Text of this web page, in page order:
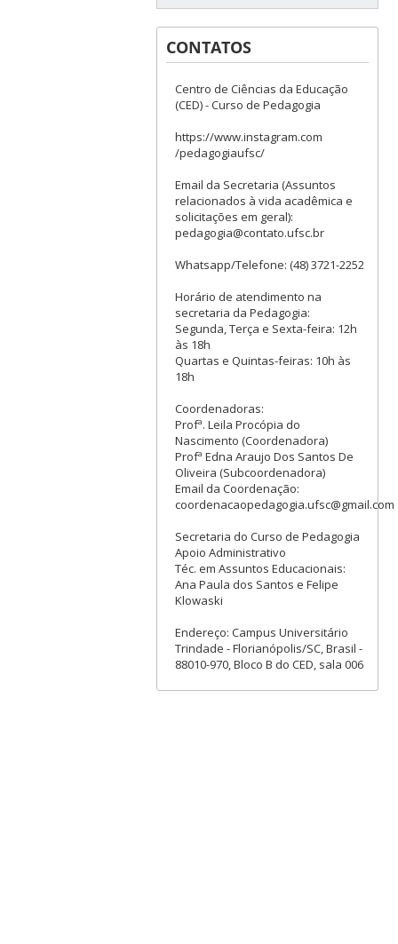
CONTATOS
Centro de Ciências da Educação
(CED) - Curso de Pedagogia
https://www.instagram.com
/pedagogiaufsc/
Email da Secretaria (Assuntos
relacionados à vida acadêmica e
solicitações em geral):
pedagogia@contato.ufsc.br
Whatsapp/Telefone: (48) 3721-2252
Horário de atendimento na
secretaria da Pedagogia:
Segunda, Terça e Sexta-feira: 12h
às 18h
Quartas e Quintas-feiras: 10h às
18h
Coordenadoras:
Profª. Leila Procópia do
Nascimento (Coordenadora)
Profª Edna Araujo Dos Santos De
Oliveira (Subcoordenadora)
Email da Coordenação:
coordenacaopedagogia.ufsc@gmail.com
Secretaria do Curso de Pedagogia
Apoio Administrativo
Téc. em Assuntos Educacionais:
Ana Paula dos Santos e Felipe
Klowaski
Endereço: Campus Universitário
Trindade - Florianópolis/SC, Brasil -
88010-970, Bloco B do CED, sala 006